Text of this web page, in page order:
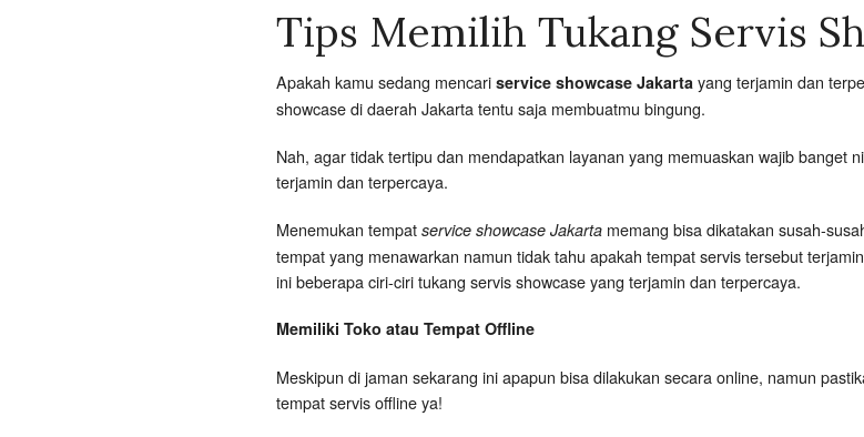
Tips Memilih Tukang Servis
Apakah kamu sedang mencari service showcase Jakarta yang terjamin dan
showcase di daerah Jakarta tentu saja membuatmu bingung.
Nah, agar tidak tertipu dan mendapatkan layanan yang memuaskan wajib banget
terjamin dan terpercaya.
Menemukan tempat service showcase Jakarta memang bisa dikatakan susah-
tempat yang menawarkan namun tidak tahu apakah tempat servis tersebut
ini beberapa ciri-ciri tukang servis showcase yang terjamin dan terpercaya.
Memiliki Toko atau Tempat Offline
Meskipun di jaman sekarang ini apapun bisa dilakukan secara online, namun
tempat servis offline ya!